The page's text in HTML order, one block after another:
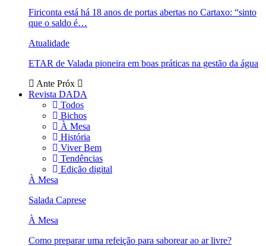
Firiconta está há 18 anos de portas abertas no Cartaxo: “sinto
que o saldo é…
Atualidade
ETAR de Valada pioneira em boas práticas na gestão da água
Ante Próx
Revista DADA
Todos
Bichos
À Mesa
História
Viver Bem
Tendências
Edição digital
À Mesa
Salada Caprese
À Mesa
Como preparar uma refeição para saborear ao ar livre?